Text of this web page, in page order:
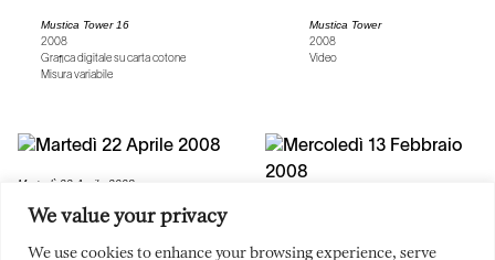
We value your privacy
We use cookies to enhance your browsing experience, serve
Mustica Tower 16
2008
Grafica digitale su carta cotone
Misura variabile
Mustica Tower
2008
Video
Martedì 22 Aprile 2008
Grafica digitale su carta cotone